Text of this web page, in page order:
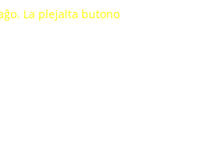
La plejalta butono